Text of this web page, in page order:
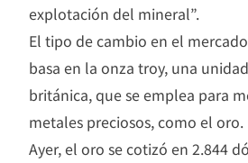
explotación del mineral”.
El tipo de cambio en el
basa en la onza troy, una
británica, que se emplea para
metales preciosos, como el oro.
Ayer, el oro se cotizó en 2.844